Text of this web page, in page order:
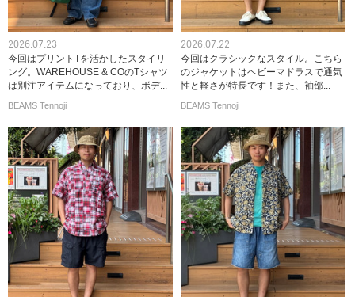
2026.07.23
今回はプリントTを活かしたスタイリ
ング。WAREHOUSE & COのTシャツ
は別注アイテムになっており、ボデ...
BEAMS Tennoji
2026.07.22
今回はクラシックなスタイル。こちら
のジャケットはヘビーマドラスで通気
性と軽さが特長です！また、袖部...
BEAMS Tennoji